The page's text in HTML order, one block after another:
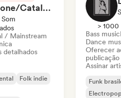
Rob Tavaglione/Catalyst Recording
/ Mainstream
detalhados
Folk indie
> 1000
Bass music
Dance
Oferecer
Assinar
Funk
Electropop